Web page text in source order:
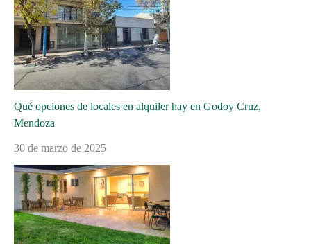
Qué opciones de locales en alquiler hay en Godoy Cruz,
Mendoza
30 de marzo de 2025